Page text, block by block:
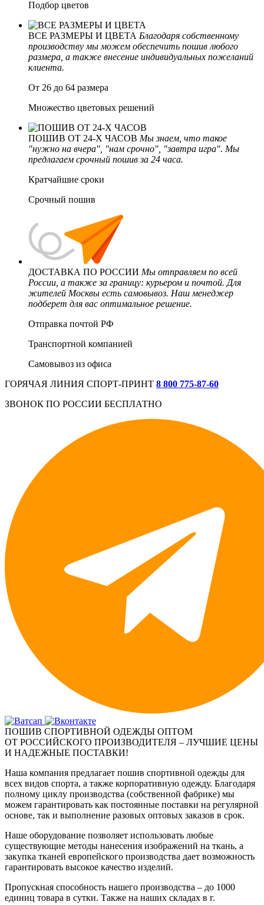
Подбор цветов
ВСЕ РАЗМЕРЫ И ЦВЕТА Благодаря собственному
производству мы можем обеспечить пошив любого
размера, а также внесение индивидуальных пожеланий
клиента.
От 26 до 64 размера
Множество цветовых решений
ПОШИВ ОТ 24-Х ЧАСОВ Мы знаем, что такое
"нужно на вчера", "нам срочно", "завтра игра". Мы
предлагаем срочный пошив за 24 часа.
Кратчайшие сроки
Срочный пошив
ДОСТАВКА ПО РОССИИ Мы отправляем по всей
России, а также за границу: курьером и почтой. Для
жителей Москвы есть самовывоз. Наш менеджер
подберет для вас оптимальное решение.
Отправка почтой РФ
Транспортной компанией
Самовывоз из офиса
ГОРЯЧАЯ ЛИНИЯ СПОРТ-ПРИНТ 8 800 775‑87-60
ЗВОНОК ПО РОССИИ БЕСПЛАТНО
ПОШИВ СПОРТИВНОЙ ОДЕЖДЫ ОПТОМ
ОТ РОССИЙСКОГО ПРОИЗВОДИТЕЛЯ – ЛУЧШИЕ ЦЕНЫ
И НАДЕЖНЫЕ ПОСТАВКИ!
Наша компания предлагает пошив спортивной одежды для
всех видов спорта, а также корпоративную одежду. Благодаря
полному циклу производства (собственной фабрике) мы
можем гарантировать как постоянные поставки на регулярной
основе, так и выполнение разовых оптовых заказов в срок.
Наше оборудование позволяет использовать любые
существующие методы нанесения изображений на ткань, а
закупка тканей европейского производства дает возможность
гарантировать высокое качество изделий.
Пропускная способность нашего производства – до 1000
единиц товара в сутки. Также на наших складах в г.